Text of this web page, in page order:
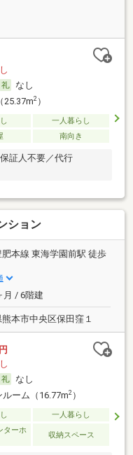
なし
25.37m2）
一人暮らし
南向き
証人不要／代行
ション
肥本線 東海学園前駅 徒歩
月 / 6階建
本市中央区保田窪１
なし
ーム（16.77m2）
一人暮らし
ターホ
収納スペース